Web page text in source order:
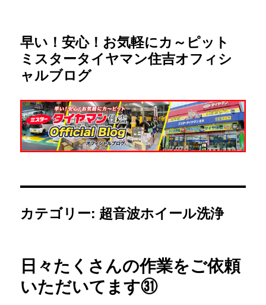
早い！安心！お気軽にカ～ピット
ミスタータイヤマン住吉オフィシ
ャルブログ
カテゴリー: 超音波ホイール洗浄
日々たくさんの作業をご依頼
いただいてます㉛